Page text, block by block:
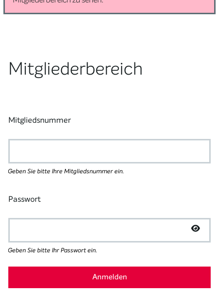
Mitgliederbereich
Mitgliedsnummer
Geben Sie bitte Ihre Mitgliedsnummer ein.
Passwort
Geben Sie bitte Ihr Passwort ein.